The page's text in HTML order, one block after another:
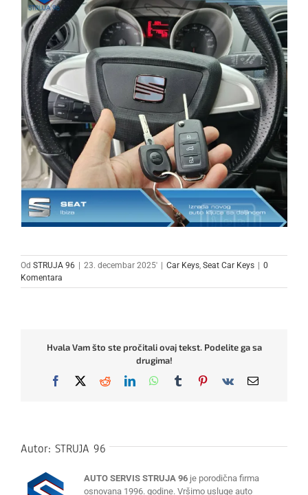
Od STRUJA 96 | 23. decembar 2025' | Car Keys Seat Car Keys | 0
Komentara
Hvala Vam što ste pročitali ovaj tekst. Podelite ga sa
drugima!
Facebook
X RedditLinkedInWhatsApp
TumblrPinterest
Vk Email
Autor: STRUJA 96
AUTO SERVIS STRUJA 96 je porodična firma
osnovana 1996. godine. Vršimo usluge auto